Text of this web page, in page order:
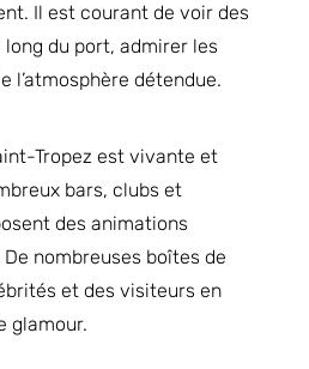
Il est courant de voir des
du port, admirer les
l’atmosphère détendue.
Tropez est vivante et
bars, clubs et
des animations
nombreuses boîtes de
et des visiteurs en
glamour.